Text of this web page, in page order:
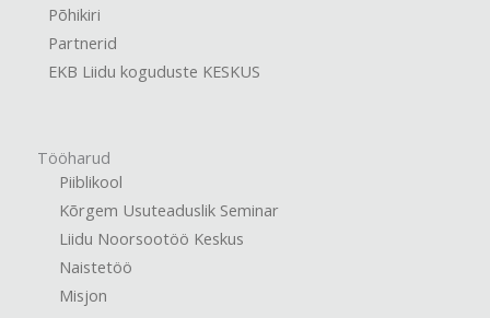
Põhikiri
Partnerid
EKB Liidu koguduste KESKUS
Tööharud
Piiblikool
Kõrgem Usuteaduslik Seminar
Liidu Noorsootöö Keskus
Naistetöö
Misjon